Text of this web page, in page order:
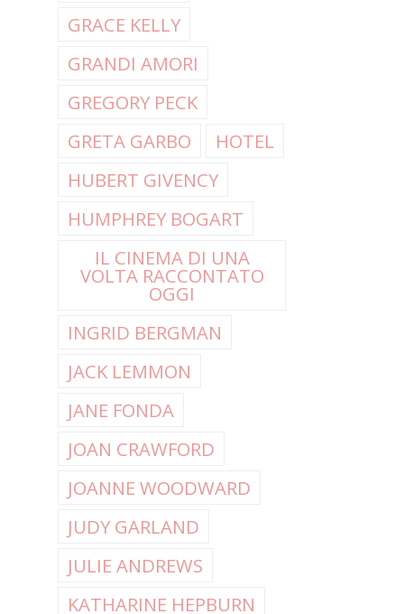
GRACE KELLY
GRANDI AMORI
GREGORY PECK
GRETA GARBO
HOTEL
HUBERT GIVENCY
HUMPHREY BOGART
IL CINEMA DI UNA
VOLTA RACCONTATO
OGGI
INGRID BERGMAN
JACK LEMMON
JANE FONDA
JOAN CRAWFORD
JOANNE WOODWARD
JUDY GARLAND
JULIE ANDREWS
KATHARINE HEPBURN